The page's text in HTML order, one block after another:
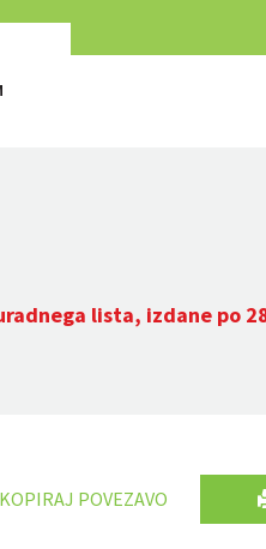
lista, izdane po
KOPIRAJ POVEZAVO